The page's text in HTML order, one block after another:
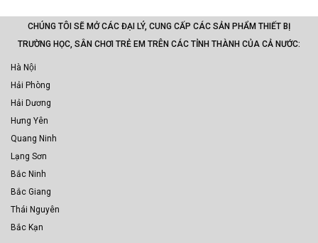
CHÚNG TÔI SẼ MỞ CÁC ĐẠI LÝ, CUNG CẤP CÁC SẢN PHẨM THIẾT BỊ
TRƯỜNG HỌC, SÂN CHƠI TRẺ EM TRÊN CÁC TỈNH THÀNH CỦA CẢ NƯỚC:
Hà Nội
Hải Phòng
Hải Dương
Hưng Yên
Quang Ninh
Lạng Sơn
Bắc Ninh
Bắc Giang
Thái Nguyên
Bắc Kạn